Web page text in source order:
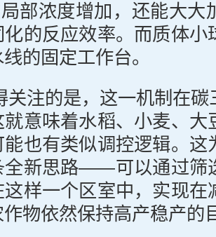
局部浓度增加，还能大大
的反应效率。而质体小
的固定工作台。
关注的是，这一机制在
意味着水稻、小麦、大
也有类似调控逻辑。这
全新思路——可以通过筛
样一个区室中，实现在
物依然保持高产稳产的